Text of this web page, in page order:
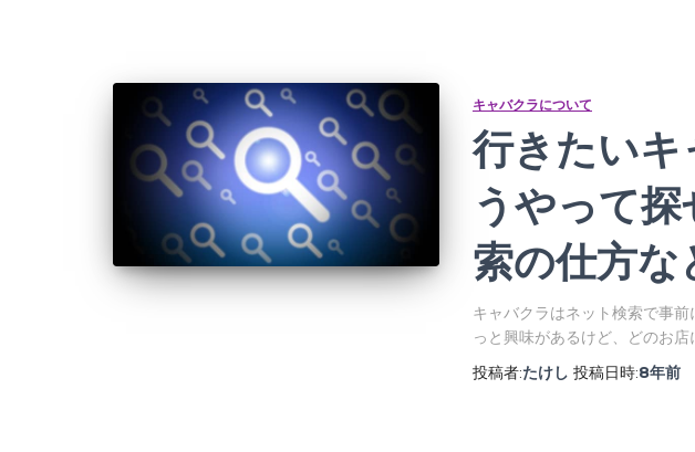
キャバクラについて
行きたい
うやって
索の仕方な
キャバクラはネット検索で事
っと興味があるけど、どのお店
投稿者:たけし 投稿日時:8年前